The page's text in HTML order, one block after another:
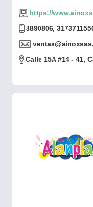
https://
8890806,
Calle 15A #14 - 41,